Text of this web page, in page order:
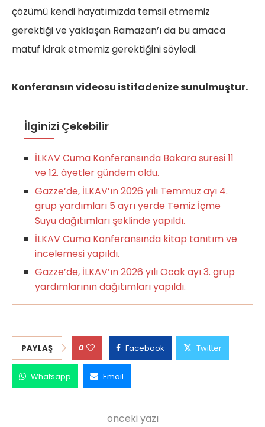
çözümü kendi hayatımızda temsil etmemiz
gerektiği ve yaklaşan Ramazan’ı da bu amaca
matuf idrak etmemiz gerektiğini söyledi.
Konferansın videosu istifadenize sunulmuştur.
İlginizi Çekebilir
İLKAV Cuma Konferansında Bakara suresi 11
ve 12. âyetler gündem oldu.
Gazze’de, İLKAV’ın 2026 yılı Temmuz ayı 4.
grup yardımları 5 ayrı yerde Temiz İçme
Suyu dağıtımları şeklinde yapıldı.
İLKAV Cuma Konferansında kitap tanıtım ve
incelemesi yapıldı.
Gazze’de, İLKAV’ın 2026 yılı Ocak ayı 3. grup
yardımlarının dağıtımları yapıldı.
PAYLAŞ 0 Facebook Twitter
Whatsapp Email
önceki yazı